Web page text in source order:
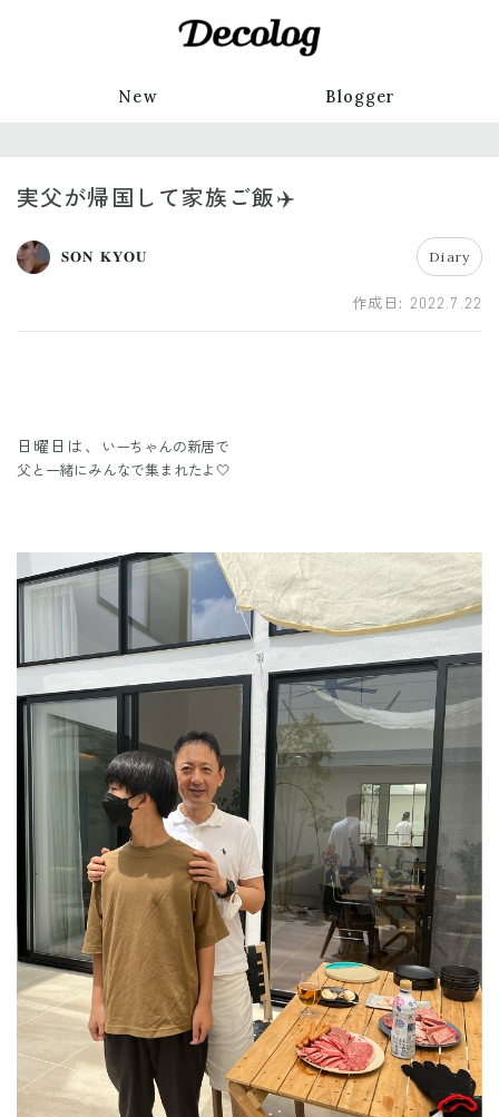
New Blogger
実父が帰国して家族ご飯✈️
𝐒𝐎𝐍 𝐊𝐘𝐎𝐔 Diary
作成日: 2022.7.22
日曜日は、
いーちゃんの新居で
父と一緒にみんなで集まれたよ🤍